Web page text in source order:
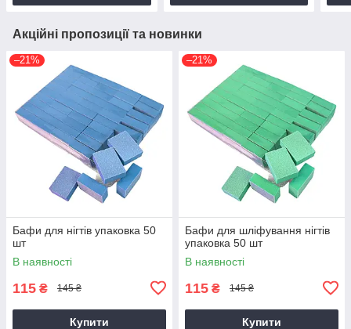
Акційні пропозиції та новинки
–21%
Бафи для нігтів упаковка 50
шт
В наявності
115 ₴ 145 ₴
Купити
–21%
Бафи для шліфування нігтів
упаковка 50 шт
В наявності
115 ₴ 145 ₴
Купити